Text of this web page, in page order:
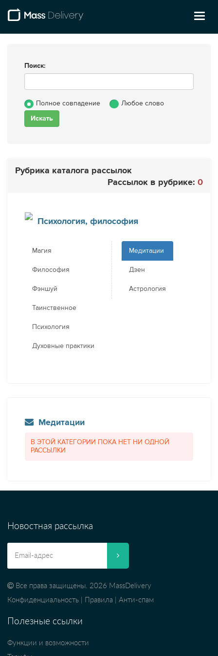
Поиск:
Полное совпадение Любое слово
Рубрика каталога рассылок
Рассылок в рубрике: 0
Психология, философия
Магия
Философия
Фэншуй
Таинственное
Психология
Духовные практики
Медитации
Дзен
Астрология
Медитации
В ЭТОЙ КАТЕГОРИИ ПОКА НЕТ НИ ОДНОЙ
РАССЫЛКИ
Новостная рассылка
Все права защищены. 2026 MassDelivery
Конфиденциальность
Правила Анти-спам
Полезные ссылки
Функции и возможности